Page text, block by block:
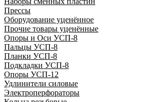
Прессы
Оборудование уценённое
Прочие товары уценённые
Опоры и Оси УСП-8
Пальцы УСП-8
Планки УСП-8
Подкладки УСП-8
Опоры УСП-12
Удлинители силовые
Электроперфораторы